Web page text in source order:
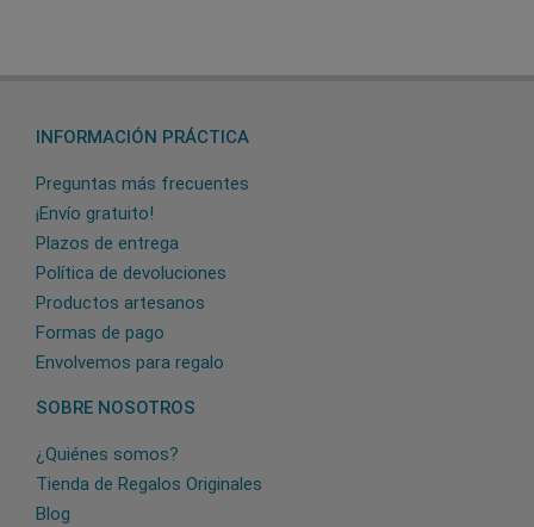
INFORMACIÓN PRÁCTICA
Preguntas más frecuentes
¡Envío gratuito!
Plazos de entrega
Política de devoluciones
Productos artesanos
Formas de pago
Envolvemos para regalo
SOBRE NOSOTROS
¿Quiénes somos?
Tienda de Regalos Originales
Blog